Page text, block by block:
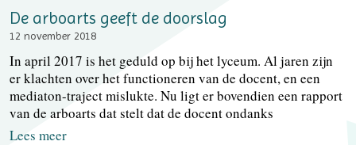
De arboarts geeft de doorslag
12 november 2018
In april 2017 is het geduld op bij het lyceum. Al jaren zijn
er klachten over het functioneren van de docent, en een
mediaton-traject mislukte. Nu ligt er bovendien een rapport
van de arboarts dat stelt dat de docent ondanks
Lees meer